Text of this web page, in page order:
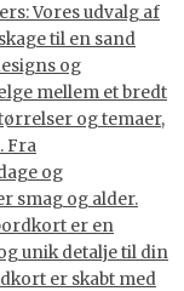
Vores udvalg af
til en sand
og
mellem et bredt
og temaer,
Fra
og
smag og alder.
er en
unik detalje til din
er skabt med